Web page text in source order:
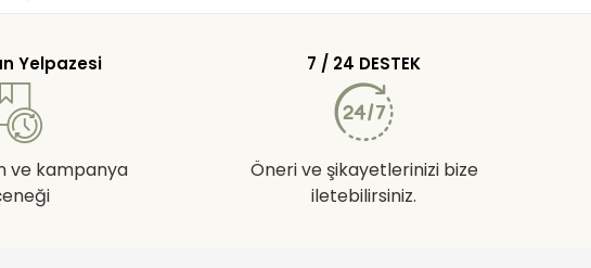
Yelpazesi
ve kampanya
7 / 24 DESTEK
Öneri ve şikayetlerinizi bize
iletebilirsiniz.